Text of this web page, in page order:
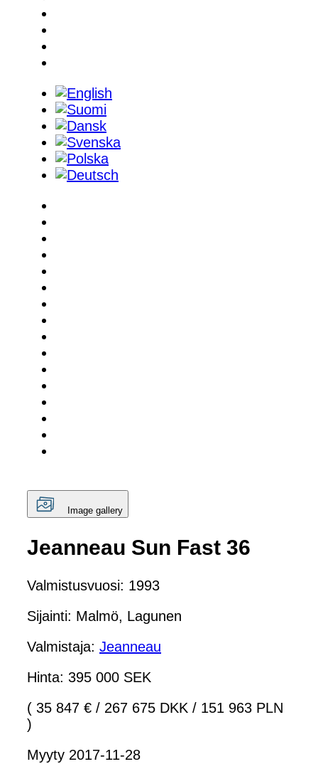
Image gallery
Jeanneau Sun Fast 36
Valmistusvuosi: 1993
Sijainti: Malmö, Lagunen
Valmistaja: Jeanneau
Hinta: 395 000 SEK
( 35 847 € / 267 675 DKK / 151 963 PLN
)
Myyty 2017-11-28